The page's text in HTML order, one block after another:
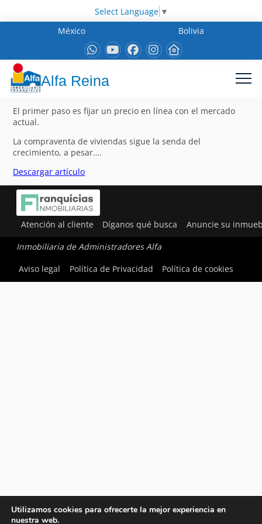
Select Language ▼
México
Bolivia
Alfa Reina
El primer paso es fijar un precio en línea con el mercado
actual.
La compraventa de viviendas sigue la senda del
crecimiento, a pesar….
Descargar artículo
Atención al cliente Díganos qué busca Anuncie su
Inmobiliaria de Administradores Alfa
Aviso legal
Política de Privacidad Política de cookies
Utilizamos cookies para ofrecerte la mejor experiencia en
nuestra web.